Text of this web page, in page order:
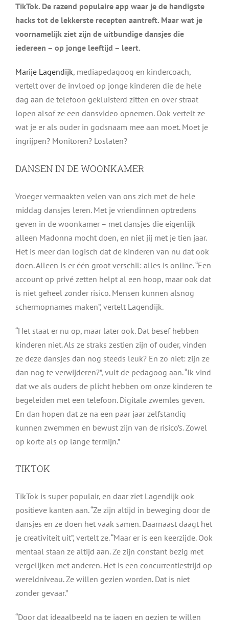
TikTok. De razend populaire app waar je de handigste
hacks tot de lekkerste recepten aantreft. Maar wat je
voornamelijk ziet zijn de uitbundige dansjes die
iedereen – op jonge leeftijd – leert.
Marije Lagendijk, mediapedagoog en kindercoach,
vertelt over de invloed op jonge kinderen die de hele
dag aan de telefoon gekluisterd zitten en over straat
lopen alsof ze een dansvideo opnemen. Ook vertelt ze
wat je er als ouder in godsnaam mee aan moet. Moet je
ingrijpen? Monitoren? Loslaten?
DANSEN IN DE WOONKAMER
Vroeger vermaakten velen van ons zich met de hele
middag dansjes leren. Met je vriendinnen optredens
geven in de woonkamer – met dansjes die eigenlijk
alleen Madonna mocht doen, en niet jij met je tien jaar.
Het is meer dan logisch dat de kinderen van nu dat ook
doen. Alleen is er één groot verschil: alles is online. “Een
account op privé zetten helpt al een hoop, maar ook dat
is niet geheel zonder risico. Mensen kunnen alsnog
schermopnames maken”, vertelt Lagendijk.
“Het staat er nu op, maar later ook. Dat besef hebben
kinderen niet. Als ze straks zestien zijn of ouder, vinden
ze deze dansjes dan nog steeds leuk? En zo niet: zijn ze
dan nog te verwijderen?”, vult de pedagoog aan. “Ik vind
dat we als ouders de plicht hebben om onze kinderen te
begeleiden met een telefoon. Digitale zwemles geven.
En dan hopen dat ze na een paar jaar zelfstandig
kunnen zwemmen en bewust zijn van de risico’s. Zowel
op korte als op lange termijn.”
TIKTOK
TikTok is super populair, en daar ziet Lagendijk ook
positieve kanten aan. “Ze zijn altijd in beweging door de
dansjes en ze doen het vaak samen. Daarnaast daagt het
je creativiteit uit”, vertelt ze. “Maar er is een keerzijde. Ook
mentaal staan ze altijd aan. Ze zijn constant bezig met
vergelijken met anderen. Het is een concurrentiestrijd op
wereldniveau. Ze willen gezien worden. Dat is niet
zonder gevaar.”
“Door dat ideaalbeeld na te jagen en gezien te willen